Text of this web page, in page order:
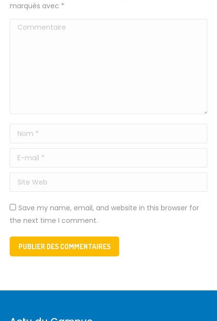
marqués avec *
Commentaire
Nom *
E-mail *
Site Web
Save my name, email, and website in this browser for
the next time I comment.
PUBLIER DES COMMENTAIRES